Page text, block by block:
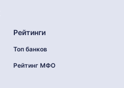
Рейтинги
Топ банков
Рейтинг МФО